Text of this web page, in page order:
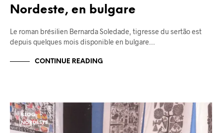
Nordeste, en bulgare
Le roman brésilien Bernarda Soledade, tigresse du sertão est
depuis quelques mois disponible en bulgare…
CONTINUE READING
BLOG
NORDESTE